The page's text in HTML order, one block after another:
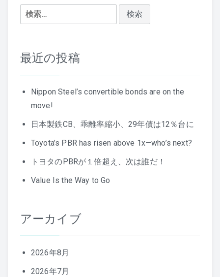
ョ
ン
検
索:
最近の投稿
Nippon Steel’s convertible bonds are on the
move!
日本製鉄CB、乖離率縮小、29年債は12％台に
Toyota’s PBR has risen above 1x—who’s next?
トヨタのPBRが１倍超え、次は誰だ！
Value Is the Way to Go
アーカイブ
2026年8月
2026年7月